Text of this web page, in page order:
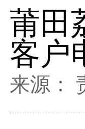
莆田
客户
来源：